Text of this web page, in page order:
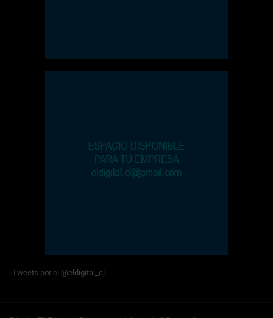
Tweets por el @eldigital_cl.